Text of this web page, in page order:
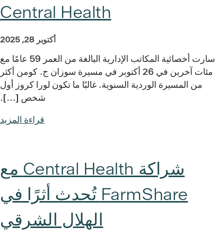
Central Health
أكتوبر 28, 2025
سارت أخصائية المكاتب الإدارية البالغة من العمر 59 عامًا مع
مئات آخرين في 26 أكتوبر في مسيرة سوزان ج. كومن أكثر
من المسيرة الوردية السنوية. غالبًا ما تكون لورا كروز أول
شخص [...].
قراءة المزيد
شراكة Central Health مع
FarmShare تُحدث أثرًا في
الهلال الشرقي